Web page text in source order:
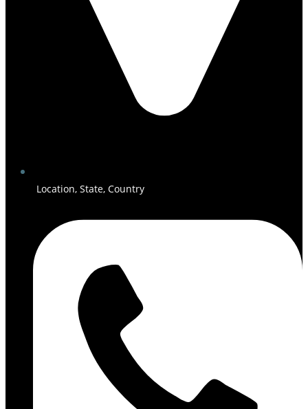
Location, State, Country